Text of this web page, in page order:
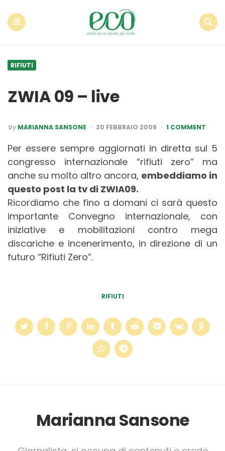
RIFIUTI
ZWIA 09 – live
POSTED
BY
by MARIANNA SANSONE 20 FEBBRAIO 2009 1 COMMENT
Per essere sempre aggiornati in diretta sul 5
congresso internazionale “rifiuti zero” ma
anche su molto altro ancora, embeddiamo in
questo post la tv di ZWIA09.
Ricordiamo che fino a domani ci sarà questo
importante Convegno internazionale, con
iniziative e mobilitazioni contro mega
discariche e incenerimento, in direzione di un
futuro “Rifiuti Zero”.
RIFIUTI
Marianna Sansone